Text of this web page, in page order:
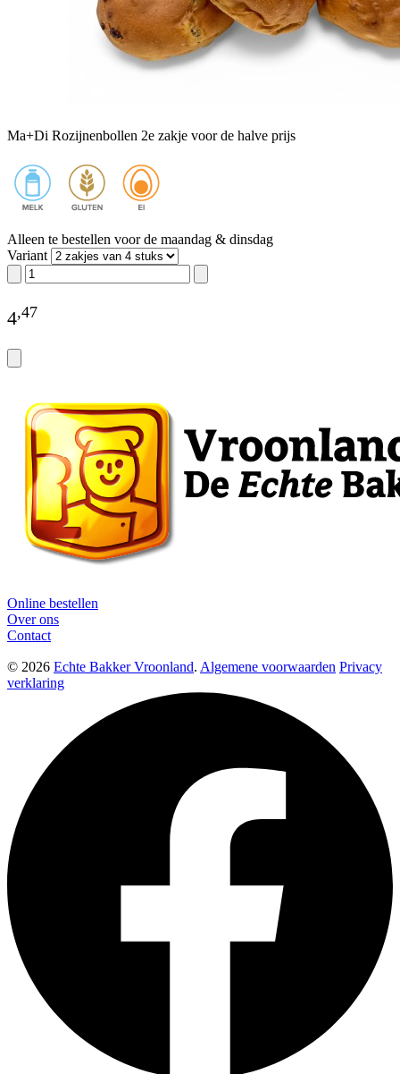
Ma+Di Rozijnenbollen 2e zakje voor de halve prijs
Alleen te bestellen voor de maandag & dinsdag
Variant
4,47
Online bestellen
Over ons
Contact
© 2026 Echte Bakker Vroonland. Algemene voorwaarden Privacy
verklaring